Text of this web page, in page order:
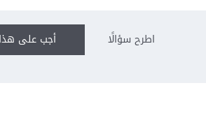
أجب على اطرح سؤالًا